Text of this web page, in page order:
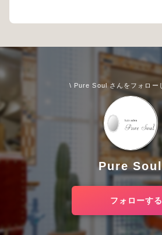
\ Pure Soul さんをフォロー
Pure
フォローする